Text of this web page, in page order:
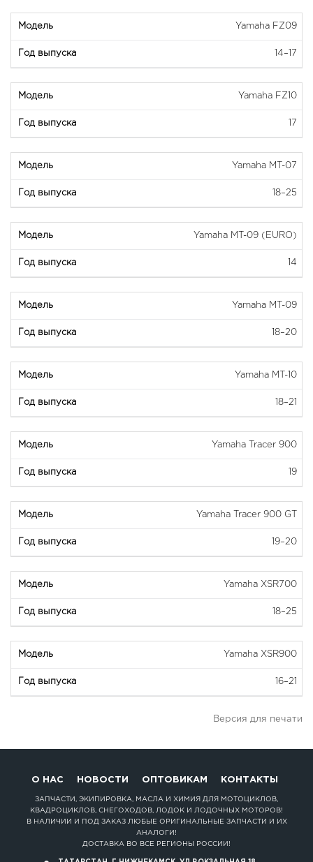
Yamaha FZ09
14–17
Yamaha FZ10
17
Yamaha MT-07
18–25
Yamaha MT-09 (EURO)
14
Yamaha MT-09
18–20
Yamaha MT-10
18–21
Yamaha Tracer 900
19
Yamaha Tracer 900 GT
19–20
Yamaha XSR700
18–25
Yamaha XSR900
16–21
Версия для печати
О НАС НОВОСТИ ОПТОВИКАМ КОНТАКТЫ
ЗАПЧАСТИ, ЭКИПИРОВКА, МАСЛА И ХИМИЯ ДЛЯ МОТОЦИКЛОВ,
КВАДРОЦИКЛОВ, СНЕГОХОДОВ, ЛОДОК И ЛОДОЧНЫХ МОТОРОВ!
В НАЛИЧИИ И ПОД ЗАКАЗ ЛЮБЫЕ ОРИГИНАЛЬНЫЕ ЗАПЧАСТИ И ИХ
АНАЛОГИ!
ДОСТАВКА ВО ВСЕ РЕГИОНЫ РОССИИ!